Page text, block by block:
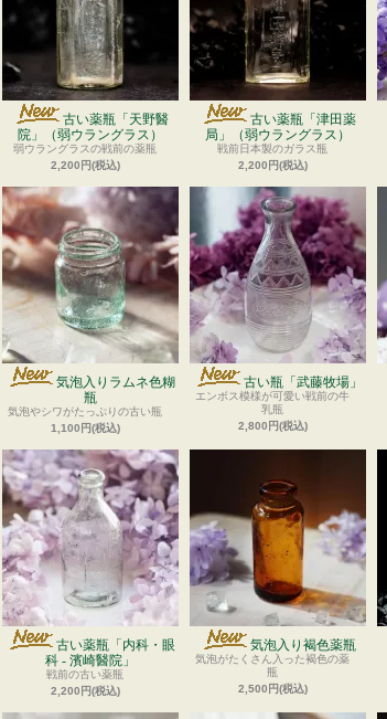
古い薬瓶「天野醫
院」（弱ウラングラス）
弱ウラングラスの戦前の薬瓶
2,200円(税込)
古い薬瓶「津田薬
局」（弱ウラングラス）
戦前日本製のガラス瓶
2,200円(税込)
気泡入りラムネ色糊
瓶
気泡やシワがたっぷりの古い瓶
1,100円(税込)
古い瓶「武藤牧場」
エンボス模様が可愛い戦前の牛
乳瓶
2,800円(税込)
古い薬瓶「内科・眼
科 - 濱崎醫院」
戦前の古い薬瓶
2,200円(税込)
気泡入り褐色薬瓶
気泡がたくさん入った褐色の薬
瓶
2,500円(税込)